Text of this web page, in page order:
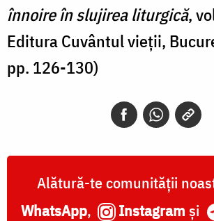
înnoire în slujirea liturgică,
Editura Cuvântul vieții,
pp. 126-130)
Alătură-te comunității
WhatsApp, Instagram și